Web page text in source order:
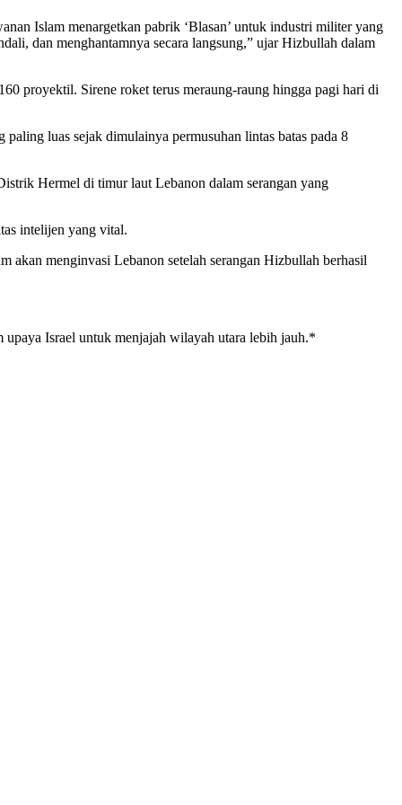
Islam menargetkan pabrik ‘Blasan’ untuk industri militer yang
dan menghantamnya secara langsung,” ujar Hizbullah dalam
proyektil. Sirene roket terus meraung-raung hingga pagi hari di
luas sejak dimulainya permusuhan lintas batas pada 8
Hermel di timur laut Lebanon dalam serangan yang
intelijen yang vital.
akan menginvasi Lebanon setelah serangan Hizbullah berhasil
upaya Israel untuk menjajah wilayah utara lebih jauh.*